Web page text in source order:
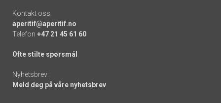
Kontakt oss:
aperitif@aperitif.no
Telefon +47 21 45 61 60
Ofte stilte spørsmål
Nyhetsbrev:
Meld deg på våre nyhetsbrev